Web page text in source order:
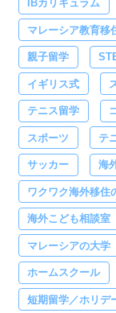
IBカリキュラム
マレーシア教育移
親子留学
イギリス式
テニス留学
スポーツ テ
サッカー 海
ワクワク海外移住
海外こども相談室
マレーシアの大学
ホームスクール
短期留学／ホリデ